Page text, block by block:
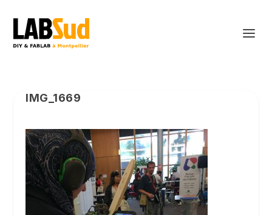
IMG_1669